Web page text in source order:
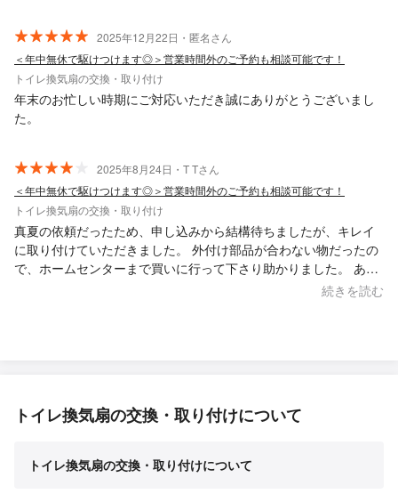
2025年12月22日・匿名さん
＜年中無休で駆けつけます◎＞営業時間外のご予約も相談可能です！
トイレ換気扇の交換・取り付け
年末のお忙しい時期にご対応いただき誠にありがとうございまし
た。
2025年8月24日・T Tさん
＜年中無休で駆けつけます◎＞営業時間外のご予約も相談可能です！
トイレ換気扇の交換・取り付け
真夏の依頼だったため、申し込みから結構待ちましたが、キレイ
に取り付けていただきました。 外付け部品が合わない物だったの
で、ホームセンターまで買いに行って下さり助かりました。 あり
続きを読む
トイレ換気扇の交換・取り付けについて
トイレ換気扇の交換・取り付けについて